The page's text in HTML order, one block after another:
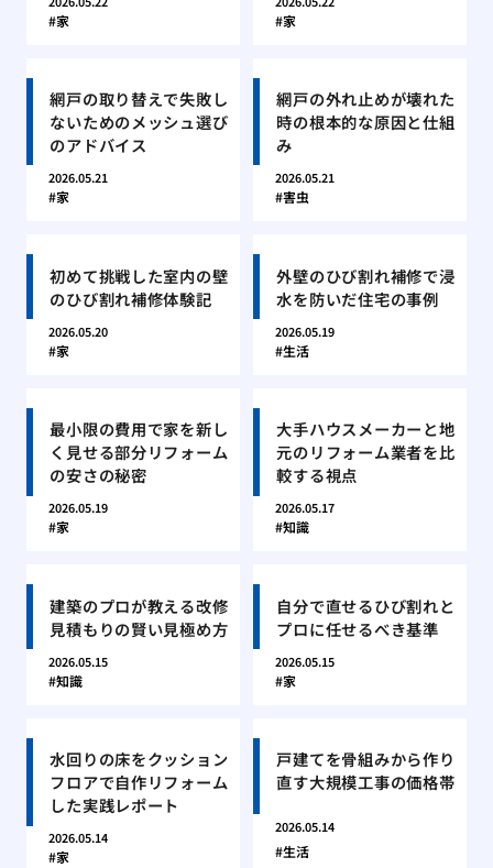
家 家
網戸の取り替えで失敗し
ないためのメッシュ選び
のアドバイス
2026.05.21
家
網戸の外れ止めが壊れた
時の根本的な原因と仕組
み
2026.05.21
害虫
初めて挑戦した室内の壁
のひび割れ補修体験記
2026.05.20
家
外壁のひび割れ補修で浸
水を防いだ住宅の事例
2026.05.19
生活
最小限の費用で家を新し
く見せる部分リフォーム
の安さの秘密
2026.05.19
家
大手ハウスメーカーと地
元のリフォーム業者を比
較する視点
2026.05.17
知識
建築のプロが教える改修
見積もりの賢い見極め方
2026.05.15
知識
自分で直せるひび割れと
プロに任せるべき基準
2026.05.15
家
水回りの床をクッション
フロアで自作リフォーム
した実践レポート
2026.05.14
家
戸建てを骨組みから作り
直す大規模工事の価格帯
2026.05.14
生活